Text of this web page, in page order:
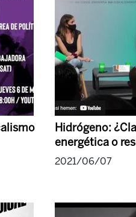
Hidrógeno:
energética o
2021/06/07